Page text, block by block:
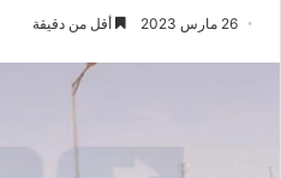
26 مارس 2023 أقل من دقيقة